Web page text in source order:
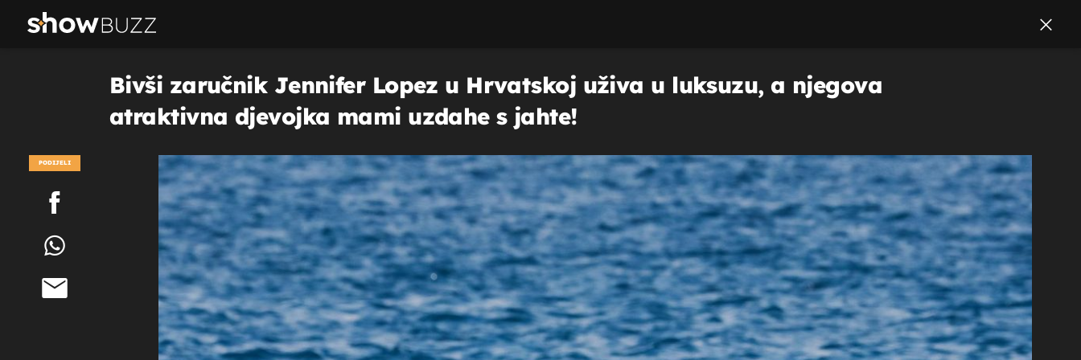
Bivši zaručnik Jennifer Lopez u Hrvatskoj uživa u luksuzu, a njegova
atraktivna djevojka mami uzdahe s jahte!
PODIJELI
POGLEDAJ